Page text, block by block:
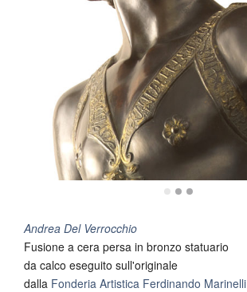
Andrea Del Verrocchio
Fusione a cera persa in bronzo statuario
da calco eseguito sull'originale
dalla Fonderia Artistica Ferdinando Marinelli